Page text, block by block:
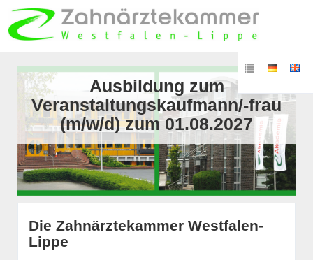
Ausbildung zum
Veranstaltungskaufmann/-frau
(m/w/d) zum 01.08.2027
Die Zahnärztekammer Westfalen-
Lippe